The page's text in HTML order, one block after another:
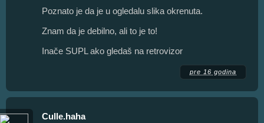
Poznato je da je u ogledalu slika okrenuta.
Znam da je debilno, ali to je to!
Inače SUPL ako gledaš na retrovizor
pre 16 godina
Culle.haha